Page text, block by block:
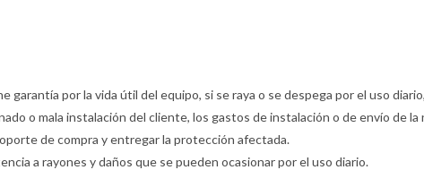
garantía por la vida útil del equipo, si se raya o se despega por el uso
o mala instalación del cliente, los gastos de instalación o de envío de
de compra y entregar la protección afectada.
a rayones y daños que se pueden ocasionar por el uso diario.